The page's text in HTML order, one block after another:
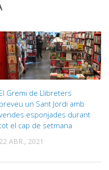
El Gremi de Llibreters
preveu un Sant Jordi amb
esponjades durant
el cap de setmana
22 ABR., 2021